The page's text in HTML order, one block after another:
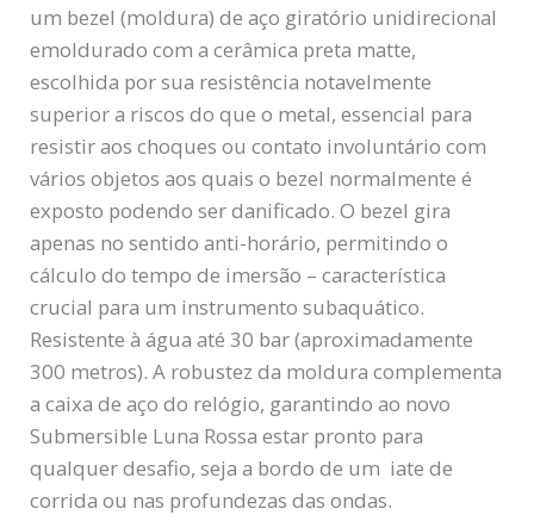
um bezel (moldura) de aço giratório unidirecional
emoldurado com a cerâmica preta matte,
escolhida por sua resistência notavelmente
superior a riscos do que o metal, essencial para
resistir aos choques ou contato involuntário com
vários objetos aos quais o bezel normalmente é
exposto podendo ser danificado. O bezel gira
apenas no sentido anti-horário, permitindo o
cálculo do tempo de imersão – característica
crucial para um instrumento subaquático.
Resistente à água até 30 bar (aproximadamente
300 metros). A robustez da moldura complementa
a caixa de aço do relógio, garantindo ao novo
Submersible Luna Rossa estar pronto para
qualquer desafio, seja a bordo de um iate de
corrida ou nas profundezas das ondas.